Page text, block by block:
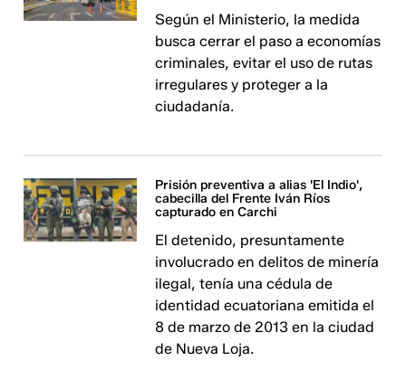
Según el Ministerio, la medida
busca cerrar el paso a economías
criminales, evitar el uso de rutas
irregulares y proteger a la
ciudadanía.
Prisión preventiva a alias 'El Indio',
cabecilla del Frente Iván Ríos
capturado en Carchi
El detenido, presuntamente
involucrado en delitos de minería
ilegal, tenía una cédula de
identidad ecuatoriana emitida el
8 de marzo de 2013 en la ciudad
de Nueva Loja.